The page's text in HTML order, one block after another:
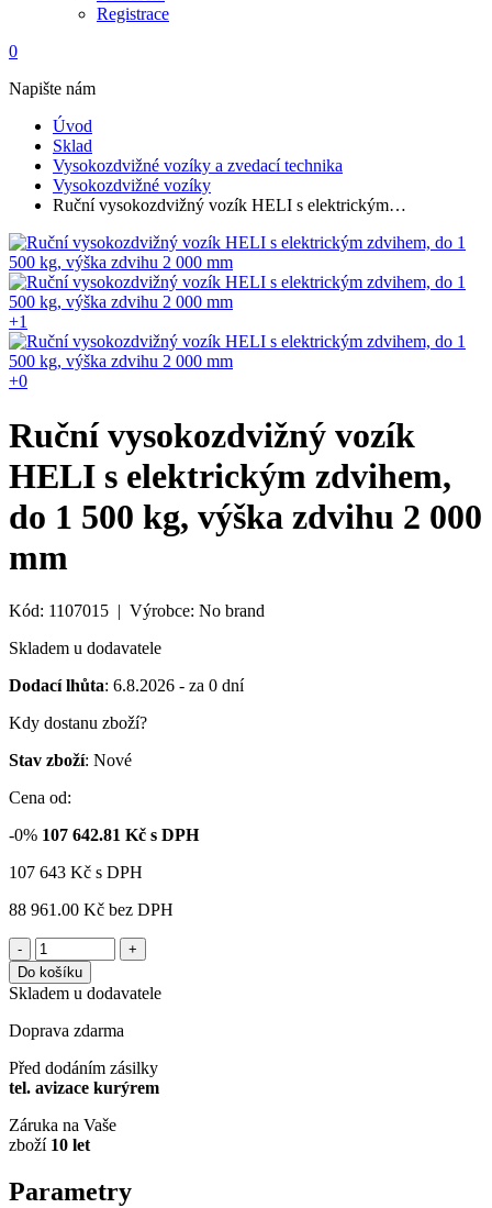
Registrace
0
Napište nám
Úvod
Sklad
Vysokozdvižné vozíky a zvedací technika
Vysokozdvižné vozíky
Ruční vysokozdvižný vozík HELI s elektrickým…
+1
+0
Ruční vysokozdvižný vozík
HELI s elektrickým zdvihem,
do 1 500 kg, výška zdvihu 2 000
mm
Kód: 1107015 | Výrobce: No brand
Skladem u dodavatele
Dodací lhůta: 6.8.2026 - za 0 dní
Kdy dostanu zboží?
Stav zboží: Nové
Cena od:
-0% 107 642.81 Kč s DPH
107 643 Kč s DPH
88 961.00 Kč bez DPH
-
+
Do košíku
Skladem u dodavatele
Doprava zdarma
Před dodáním zásilky
tel. avizace kurýrem
Záruka na Vaše
zboží 10 let
Parametry